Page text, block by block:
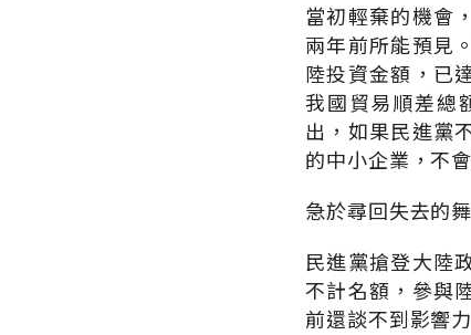
當初輕棄的機會
兩年前所能預見
陸投資金額，已
我國貿易順差總
出，如果民進黨
的中小企業，不
急於尋回失去的
民進黨搶登大陸
不計名額，參與
前還談不到影響